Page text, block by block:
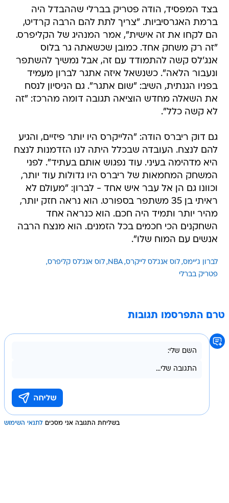
בצד המפסיד, הודה פטריק בברלי שההבדל היה
ברמת האגרסיביות. "צריך לתת להם הרבה קרדיט,
הם לקחו את זה אישית", אמר המנהיג של הקליפרס.
"זה רק משחק אחד. כמובן שכשאתה גר בלוס
אנג'לס קשה להתמודד עם זה, אבל נמשיך להשתפר
ונעבור הלאה". כשנשאל איזה אתגר לברון מעמיד
בפניו הגנתית, השיב: "שום אתגר". גם הניסיון לנסח
את השאלה מחדש הוציאה תגובה דומה מהרכז: "זה
לא קשה כלל".
גם דוק ריברס הודה: "הלייקרס היו יותר פיזיים, והגיע
להם לנצח. העובדה שבכלל היתה לנו הזדמנות לנצח
היא מדהימה בעיני. עוד נפגוש אותם בעתיד". לפני
המשחק המחמאות של ריברס היו גדולות עוד יותר,
וכוונו גם הן אל עבר איש אחד - לברון: "מעולם לא
ראיתי בן 35 משתפר בספורט. הוא נראה חזק יותר,
מהיר יותר ותמיד היה חכם. הוא כנראה אחד
השחקנים הכי חכמים בכל הזמנים. הוא מנצח הרבה
אנשים עם המוח שלו".
לברון ג'יימס לוס אנג'לס לייקרס NBA לוס אנג'לס קליפרס
פטריק בברלי
טרם התפרסמו תגובות
בשליחת התגובה אני מסכים לתנאי השימוש